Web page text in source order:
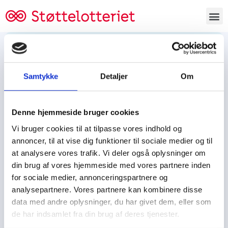
Samtykke Detaljer Om
Denne hjemmeside bruger cookies
Vi bruger cookies til at tilpasse vores indhold og
annoncer, til at vise dig funktioner til sociale medier og til
at analysere vores trafik. Vi deler også oplysninger om
din brug af vores hjemmeside med vores partnere inden
for sociale medier, annonceringspartnere og
analysepartnere. Vores partnere kan kombinere disse
data med andre oplysninger, du har givet dem, eller som
de har indsamlet fra din brug af deres tjenester.
Tjen penge og støt
Tjen penge til:
Spejdere/spejdergruppen/FDF’ere, m.fl.
Kontor
Tjenpengeogstoet.dk
Ejby Industrivej 91
DK – 2600 Glostrup
CVR: 19347508